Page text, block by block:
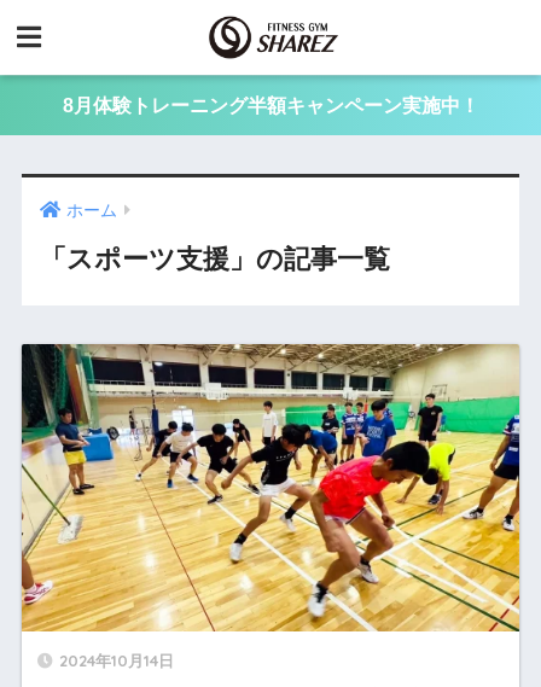
8月体験トレーニング半額キャンペーン実施中！
ホーム
「スポーツ支援」の記事一覧
2024年10月14日